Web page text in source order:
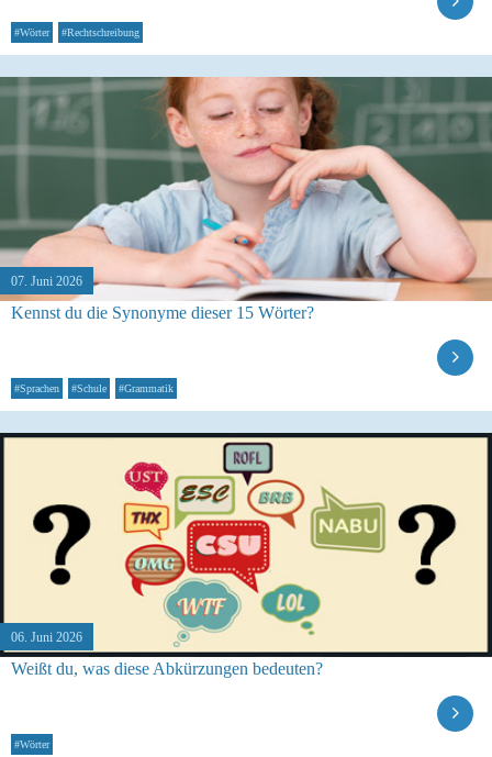
#Wörter #Rechtschreibung
07. Juni 2026
Kennst du die Synonyme dieser 15 Wörter?
#Sprachen #Schule #Grammatik
06. Juni 2026
Weißt du, was diese Abkürzungen bedeuten?
#Wörter